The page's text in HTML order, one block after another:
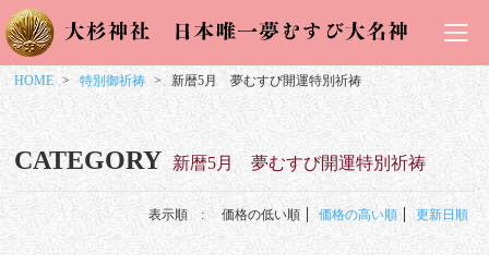
HOME 特別御祈祷 新暦5月 夢むすび開運特別祈祷
CATEGORY 新暦5月 夢むすび開運特別祈祷
表示順 : 価格の低い順 価格の高い順 更新日順